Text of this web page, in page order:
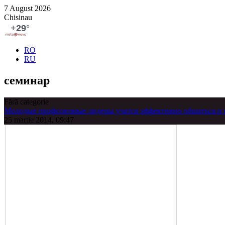
7 August 2026
Chisinau
RO
RU
се­минар
Fără categorie
Молодые профсоюзные лидеры учатся эффективно общаться и
25 martie 2014, 09:47